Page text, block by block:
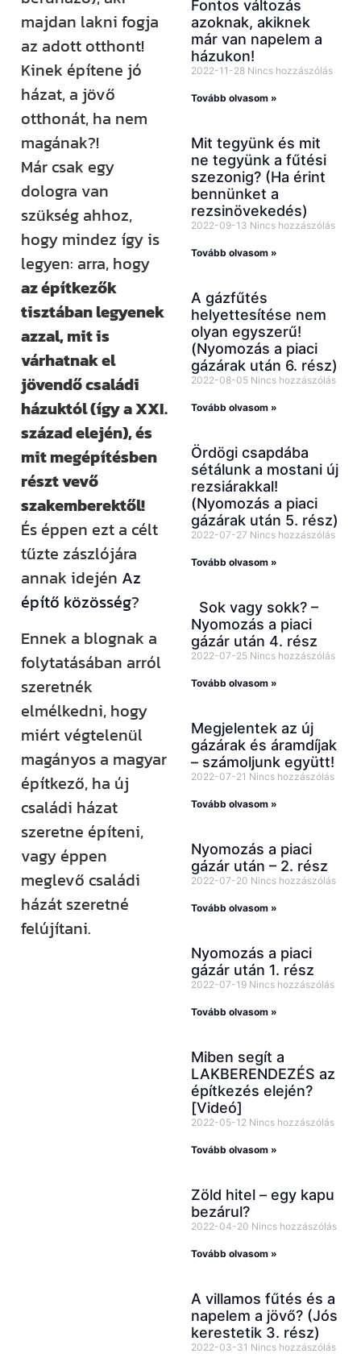
majdan lakni fogja
az adott otthont!
Kinek építene jó
házat, a jövő
otthonát, ha nem
magának?!
Már csak egy
dologra van
szükség ahhoz,
hogy mindez így is
legyen: arra, hogy
az építkezők
tisztában legyenek
azzal, mit is
várhatnak el
jövendő családi
házuktól (így a XXI.
század elején), és
mit megépítésben
részt vevő
szakemberektől!
És éppen ezt a célt
tűzte zászlójára
annak idején Az
építő közösség?
Ennek a blognak a
folytatásában arról
szeretnék
elmélkedni, hogy
miért végtelenül
magányos a magyar
építkező, ha új
családi házat
szeretne építeni,
vagy éppen
meglevő családi
házát szeretné
felújítani.
Fontos változás
azoknak, akiknek
már van napelem a
házukon!
2022-11-28 Nincs hozzászólás
Tovább olvasom »
Mit tegyünk és mit
ne tegyünk a fűtési
szezonig? (Ha érint
bennünket a
rezsinövekedés)
2022-09-13 Nincs hozzászólás
Tovább olvasom »
A gázfűtés
helyettesítése nem
olyan egyszerű!
(Nyomozás a piaci
gázárak után 6. rész)
2022-08-05 Nincs hozzászólás
Tovább olvasom »
Ördögi csapdába
sétálunk a mostani új
rezsiárakkal!
(Nyomozás a piaci
gázárak után 5. rész)
2022-07-27 Nincs hozzászólás
Tovább olvasom »
Sok vagy sokk? –
Nyomozás a piaci
gázár után 4. rész
2022-07-25 Nincs hozzászólás
Tovább olvasom »
Megjelentek az új
gázárak és áramdíjak
– számoljunk együtt!
2022-07-21 Nincs hozzászólás
Tovább olvasom »
Nyomozás a piaci
gázár után – 2. rész
2022-07-20 Nincs hozzászólás
Tovább olvasom »
Nyomozás a piaci
gázár után 1. rész
2022-07-19 Nincs hozzászólás
Tovább olvasom »
Miben segít a
LAKBERENDEZÉS az
építkezés elején?
[Videó]
2022-05-12 Nincs hozzászólás
Tovább olvasom »
Zöld hitel – egy kapu
bezárul?
2022-04-20 Nincs hozzászólás
Tovább olvasom »
A villamos fűtés és a
napelem a jövő? (Jós
kerestetik 3. rész)
2022-03-31 Nincs hozzászólás